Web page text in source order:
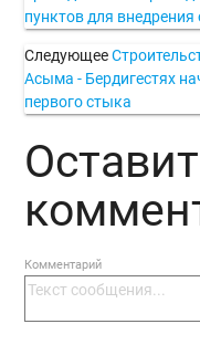
пунктов для внедрения
Следующее
Асыма - Бердигестях
первого стыка
Комментарий